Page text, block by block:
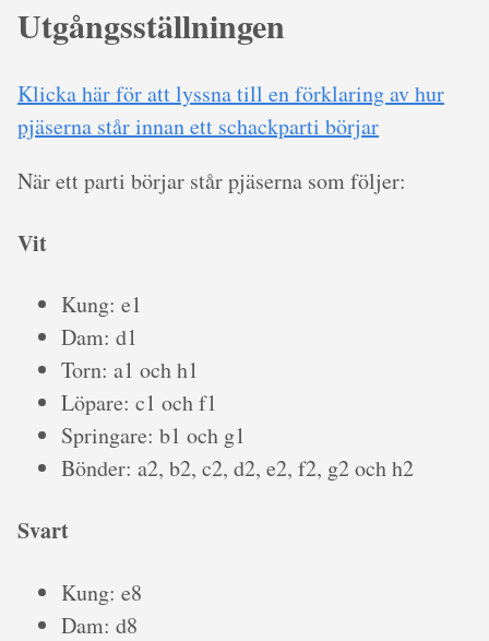
Utgångsställningen
Klicka här för att lyssna till en förklaring av hur
pjäserna står innan ett schackparti börjar
När ett parti börjar står pjäserna som följer:
Vit
Kung: e1
Dam: d1
Torn: a1 och h1
Löpare: c1 och f1
Springare: b1 och g1
Bönder: a2, b2, c2, d2, e2, f2, g2 och h2
Svart
Kung: e8
Dam: d8